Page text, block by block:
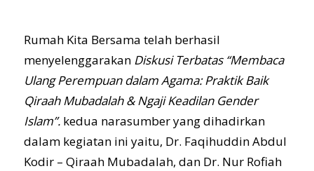
Rumah Kita Bersama telah berhasil
menyelenggarakan Diskusi Terbatas “Membaca
Ulang Perempuan dalam Agama: Praktik Baik
Qiraah Mubadalah & Ngaji Keadilan Gender
Islam”.kedua narasumber yang dihadirkan
dalam kegiatan ini yaitu, Dr. Faqihuddin Abdul
Kodir – Qiraah Mubadalah, dan Dr. Nur Rofiah